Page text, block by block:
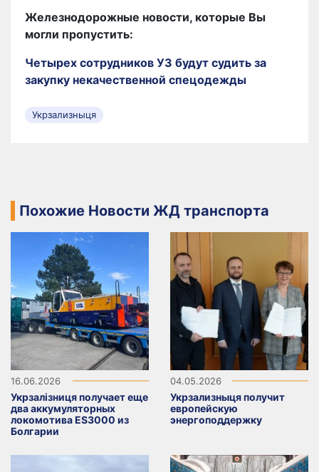
Железнодорожные новости, которые Вы
могли пропустить:
Четырех сотрудников УЗ будут судить за
закупку некачественной спецодежды
Укрзализныця
Похожие Новости ЖД транспорта
16.06.2026
Укрзалізниця получает еще
два аккумуляторных
локомотива ES3000 из
Болгарии
04.05.2026
Укрзализныця получит
европейскую
энергоподдержку